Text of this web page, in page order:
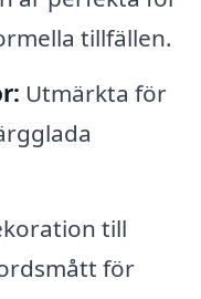
tillfällen.
Utmärkta för
till
för